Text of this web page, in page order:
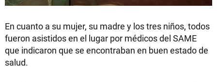
En cuanto a su mujer, su madre y los tres niños, todos
fueron asistidos en el lugar por médicos del SAME
que indicaron que se encontraban en buen estado de
salud.